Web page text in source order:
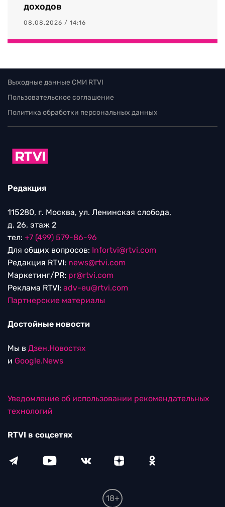
доходов
08.08.2026 / 14:16
Выходные данные СМИ RTVI
Пользовательское соглашение
Политика обработки персональных данных
Редакция
115280, г. Москва, ул. Ленинская слобода,
д. 26, этаж 2
тел: +7 (499) 579-86-96
Для общих вопросов: Infortvi@rtvi.com
Редакция RTVI: news@rtvi.com
Маркетинг/PR: pr@rtvi.com
Реклама RTVI: adv-eu@rtvi.com
Партнерские материалы
Достойные новости
Мы в Дзен.Новостях
и Google.News
Уведомление об использовании рекомендательных
технологий
RTVI в соцсетях
18+